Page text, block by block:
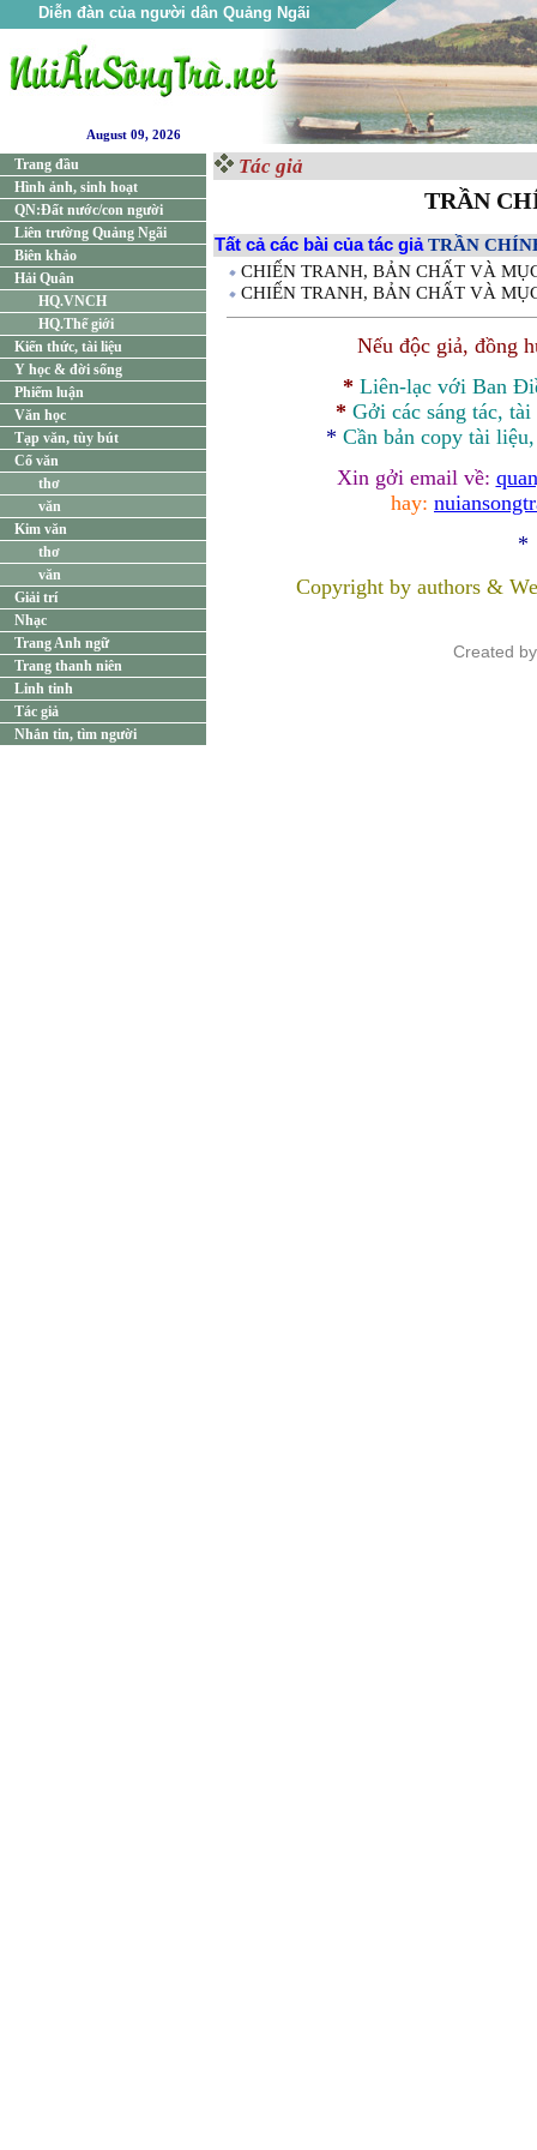
Diễn đàn của người dân Quảng Ngãi
August 09, 2026
Trang đầu
Hình ảnh, sinh hoạt
QN:Đất nước/con người
Liên trường Quảng Ngãi
Biên khảo
Hải Quân
HQ.VNCH
HQ.Thế giới
Kiến thức, tài liệu
Y học & đời sống
Phiếm luận
Văn học
Tạp văn, tùy bút
Cổ văn
thơ
văn
Kim văn
thơ
văn
Giải trí
Nhạc
Trang Anh ngữ
Trang thanh niên
Linh tinh
Tác giả
Nhắn tin, tìm người
Tác giả
TRẦN
Tất cả các bài của tác giảTRẦN
CHIẾN TRANH, BẢN CHẤT VÀ
CHIẾN TRANH, BẢN CHẤT VÀ
Nếu độc giả, đồng
* Liên-lạc với Ban
* Gởi các sáng tác,
* Cần bản copy tài
Xin gởi email về:
hay:
*
Copyright by authors &
Created